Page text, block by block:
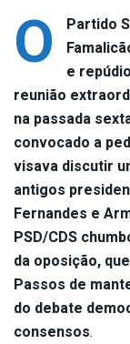
O
Partido
e
reunião
na passada
convocado a
visava discutir
antigos
Fernandes e
PSD/CDS
da oposição,
Passos de
do debate
consensos.